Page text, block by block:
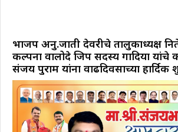
भाजप अनु.जाती देवरीचे तालुकाध्यक्ष
कल्पना वालोदे जिप सदस्य गोंदिया
संजय पुराम यांना वाढदिवसाच्या हार्दिक